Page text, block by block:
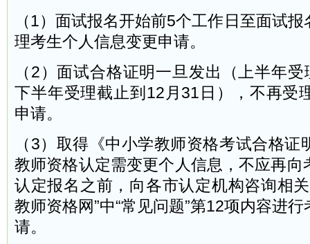
（1）面试报名开始前5个工作日至面试
理考生个人信息变更申请。
（2）面试合格证明一旦发出（上半年
下半年受理截止到12月31日），不再受
申请。
（3）取得《中小学教师资格考试合格证
教师资格认定需变更个人信息，不应再向
认定报名之前，向各市认定机构咨询相
教师资格网”中“常见问题”第12项内容进
请。